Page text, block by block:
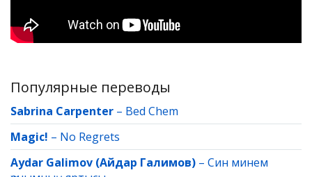
Популярные переводы
Sabrina Carpenter – Bed Chem
Magic! – No Regrets
Aydar Galimov (Айдар Галимов) – Син минем